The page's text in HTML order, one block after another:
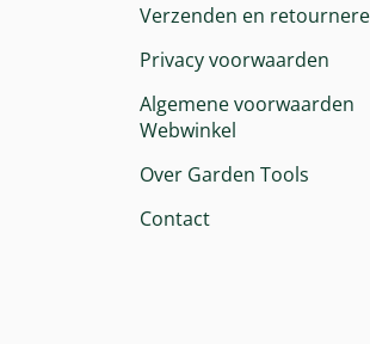
Verzenden en
Privacy voorwaarden
Algemene voorwaarden
Webwinkel
Over Garden Tools
Contact